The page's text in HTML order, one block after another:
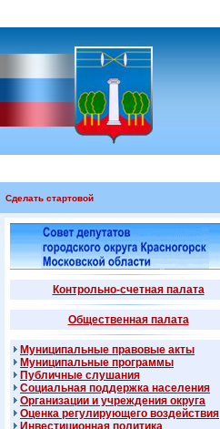
Сделать стартовой
Контрольно-счетная палата
Общественная палата
Муниципальные правовые акты
Муниципальные программы
Публичные слушания
Социальная поддержка населения
Организации и учреждения округа
Оценка регулирующего воздействия
Инвестиционная политика